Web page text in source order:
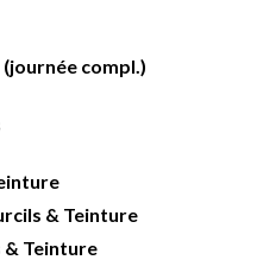
compl.)
& Teinture
& Teinture